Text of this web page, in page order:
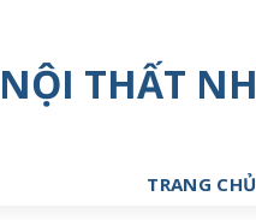
TRANG CHỦ